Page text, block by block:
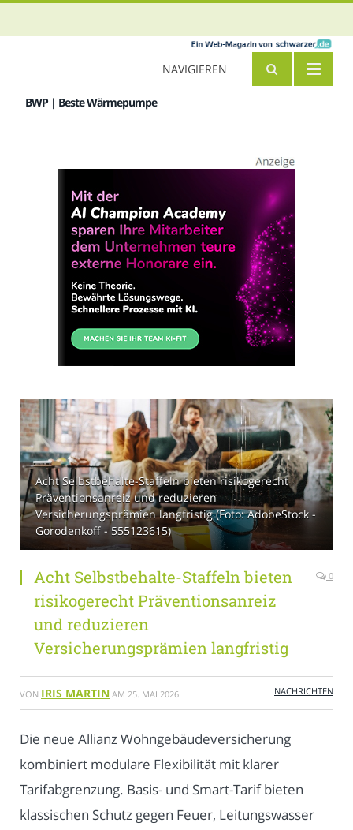
BWP | Beste Wärmepumpe
NAVIGIEREN
Acht Selbstbehalte-Staffeln bieten risikogerecht
Präventionsanreiz und reduzieren
Versicherungsprämien langfristig (Foto: AdobeStock -
Gorodenkoff - 555123615)
Acht Selbstbehalte-Staffeln bieten
risikogerecht Präventionsanreiz
und reduzieren
Versicherungsprämien langfristig
0
VON IRIS MARTIN AM 25. MAI 2026 NACHRICHTEN
Die neue Allianz Wohngebäudeversicherung
kombiniert modulare Flexibilität mit klarer
Tarifabgrenzung. Basis- und Smart-Tarif bieten
klassischen Schutz gegen Feuer, Leitungswasser